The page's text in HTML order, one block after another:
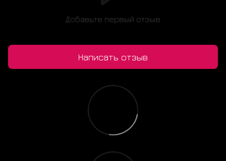
Добавьте первый отзыв
Написать отзыв